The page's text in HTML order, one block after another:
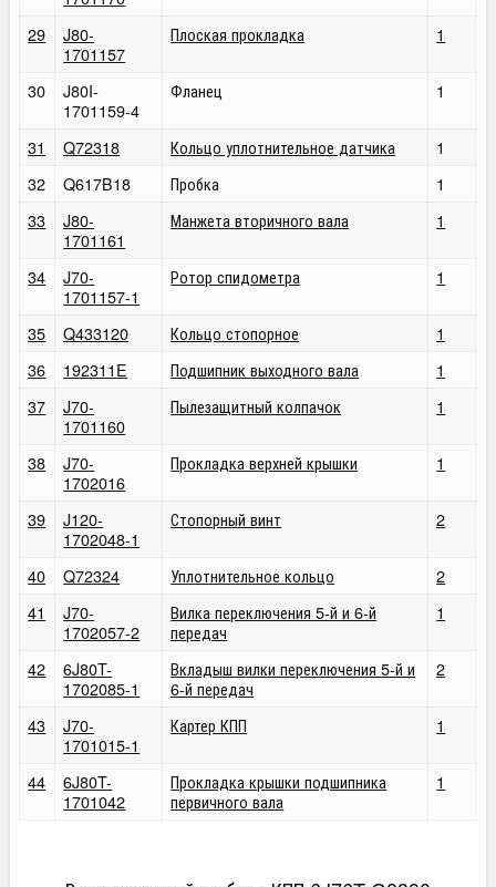
29
J80-
1701157
Плоская прокладка 1
30
J80I-
1701159-4
Фланец 1
31 Q72318 Кольцо уплотнительное датчика
1
32
Q617B18 Пробка
1
33
J80-
1701161
Манжета вторичного вала 1
34
J70-
1701157-1
Ротор спидометра 1
35 Q433120 Кольцо стопорное
1
36
192311E Подшипник выходного вала
1
37
J70-
1701160
Пылезащитный колпачок 1
38
J70-
1702016
Прокладка верхней крышки 1
39
J120-
1702048-1
Стопорный винт 2
40 Q72324 Уплотнительное кольцо
2
41
J70-
1702057-2
Вилка переключения 5-й и 6-й
передач
1
42
6J80T-
1702085-1
Вкладыш вилки переключения 5-й и
6-й передач
2
43
J70-
1701015-1
Картер КПП 1
44
6J80T-
1701042
Прокладка крышки подшипника
первичного вала
1